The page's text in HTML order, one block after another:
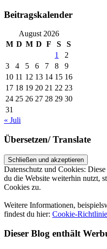
Beitragskalender
August 2026
M D M D F S
S
1
2
3
4 5 6 7 8
9
10 11 12 13 14 15 16
17 18 19 20 21 22 23
24 25 26 27 28 29 30
31
« Juli
Übersetzen/ Translate
Datenschutz und Cookies:
du die Website weiterhin nutzt,
Cookies zu.
Weitere Informationen,
findest du hier: Cookie-Richtlinie
Dieser Blog enthält